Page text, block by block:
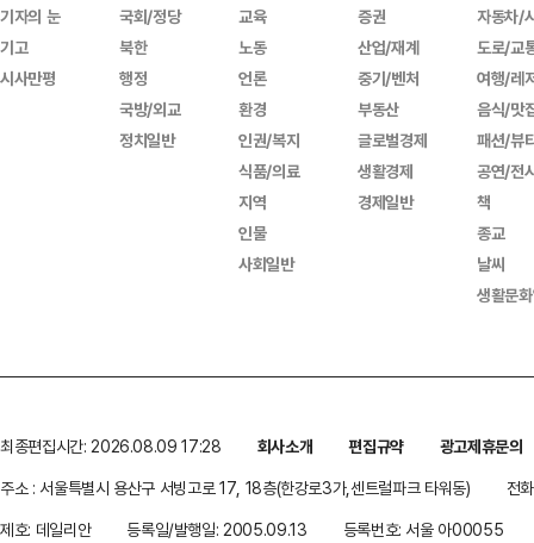
기자의 눈
기고
시사만평
국회/정당
북한
행정
국방/외교
정치일반
교육
노동
언론
환경
인권/복지
식품/의료
지역
인물
사회일반
증권
산업/재계
중기/벤처
부동산
글로벌경제
생활경제
경제일반
자동차/
도로/교
여행/레
음식/맛
패션/뷰
공연/전
책
종교
날씨
생활문
최종편집시간: 2026.08.09 17:28 회사소개 편집규약
광고제휴문의
주소 : 서울특별시 용산구 서빙고로 17, 18층(한강로3가,센트럴파크 타워동)
전
제호: 데일리안
등록일/발행일: 2005.09.13 등록번호: 서울 아00055